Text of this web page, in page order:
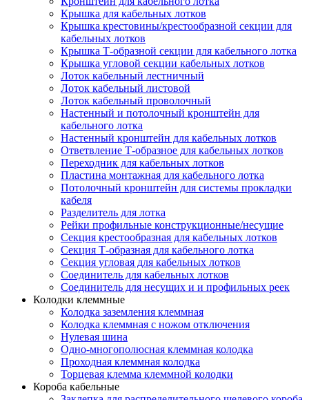
Крышка для кабельных лотков
Крышка крестовины/крестообразной секции для
кабельных лотков
Крышка Т-образной секции для кабельного лотка
Крышка угловой секции кабельных лотков
Лоток кабельный лестничный
Лоток кабельный листовой
Лоток кабельный проволочный
Настенный и потолочный кронштейн для
кабельного лотка
Настенный кронштейн для кабельных лотков
Ответвление Т-образное для кабельных лотков
Переходник для кабельных лотков
Пластина монтажная для кабельного лотка
Потолочный кронштейн для системы прокладки
кабеля
Разделитель для лотка
Рейки профильные конструкционные/несущие
Секция крестообразная для кабельных лотков
Секция Т-образная для кабельного лотка
Секция угловая для кабельных лотков
Соединитель для кабельных лотков
Соединитель для несущих и и профильных реек
Колодки клеммные
Колодка заземления клеммная
Колодка клеммная с ножом отключения
Нулевая шина
Одно-многополюсная клеммная колодка
Проходная клеммная колодка
Торцевая клемма клеммной колодки
Короба кабельные